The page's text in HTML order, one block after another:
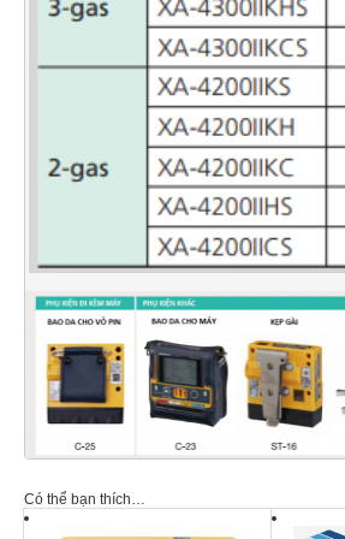
Có thể bạn thích…